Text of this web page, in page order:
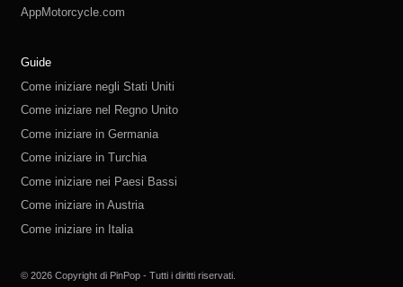
AppMotorcycle.com
Guide
Come iniziare negli Stati Uniti
Come iniziare nel Regno Unito
Come iniziare in Germania
Come iniziare in Turchia
Come iniziare nei Paesi Bassi
Come iniziare in Austria
Come iniziare in Italia
© 2026 Copyright di PinPop - Tutti i diritti riservati.